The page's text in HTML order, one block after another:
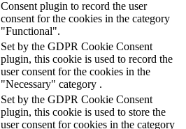
Consent plugin to record the user
consent for the cookies in the category
"Functional".
Set by the GDPR Cookie Consent
plugin, this cookie is used to record the
user consent for the cookies in the
"Necessary" category .
Set by the GDPR Cookie Consent
plugin, this cookie is used to store the
user consent for cookies in the category